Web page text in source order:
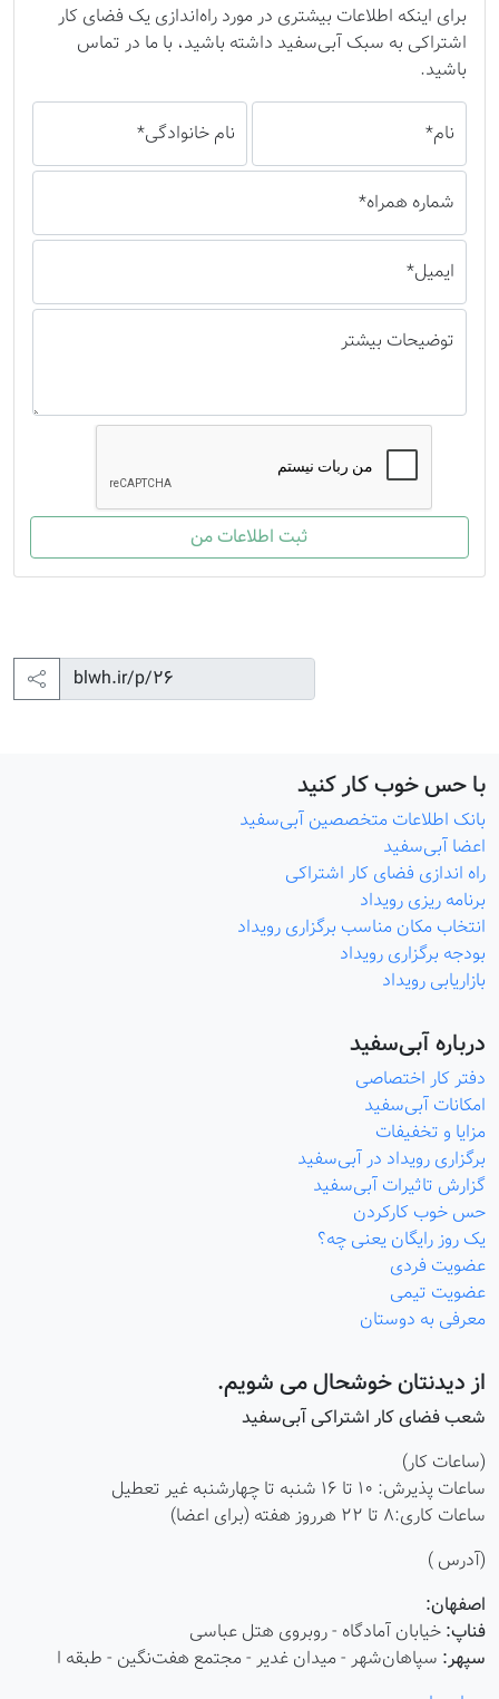
برای اینکه اطلاعات بیشتری در مورد راه‌اندازی یک فضای کار
اشتراکی به سبک آبی‌سفید داشته باشید، با ما در تماس
باشید.
نام* نام خانوادگی*
شماره همراه*
ایمیل*
توضیحات بیشتر
ثبت اطلاعات من
با حس خوب کار کنید
بانک اطلاعات متخصصین آبی‌سفید
اعضا آبی‌سفید
راه اندازی فضای کار اشتراکی
برنامه ریزی رویداد
انتخاب مکان مناسب برگزاری رویداد
بودجه برگزاری رویداد
بازاریابی رویداد
درباره آبی‌سفید
دفتر کار اختصاصی
امکانات آبی‌سفید
مزایا و تخفیفات
برگزاری رویداد در آبی‌سفید
گزارش تاثیرات آبی‌سفید
حس خوب کارکردن
یک روز رایگان یعنی چه؟
عضویت فردی
عضویت تیمی
معرفی به دوستان
از دیدنتان خوشحال می شویم.
شعب فضای کار اشتراکی آبی‌سفید
(ساعات کار)
ساعات پذیرش: ۱۰ تا ۱۶ شنبه تا چهارشنبه غیر تعطیل
ساعات کاری:8 تا 22 هرروز هفته (برای اعضا)
(آدرس )
اصفهان:
فناپ:خیابان آمادگاه - روبروی هتل عباسی
سپهر: سپاهان‌شهر - میدان غدیر - مجتمع هفت‌نگین - طبقه ا